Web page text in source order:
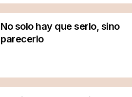
No solo hay que serlo, sino
parecerlo